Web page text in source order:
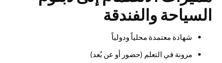
السياحة والفندقة
شهادة معتمدة محلياً ودولياً
مرونة في التعلم (حضور أو عن بُعد)